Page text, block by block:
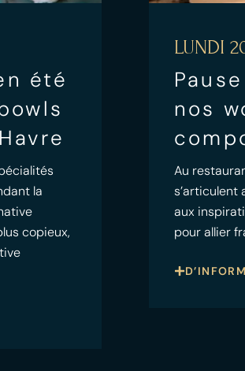
été
la
copieux,
LUNDI
nos
Au
s’articulent
aux
pour allier